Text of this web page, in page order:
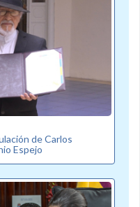
de Carlos
Espejo